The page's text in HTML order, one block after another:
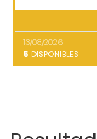
13/08/2026
5 DISPONIBLES